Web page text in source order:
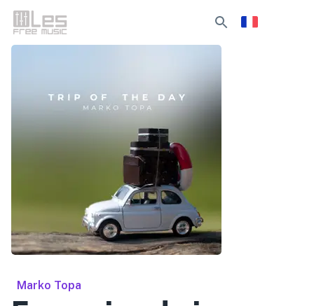
Marko Topa